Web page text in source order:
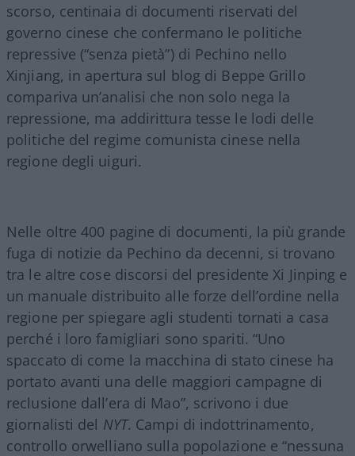
scorso, centinaia di documenti riservati del
governo cinese che confermano le politiche
repressive (“senza pietà”) di Pechino nello
Xinjiang, in apertura sul blog di Beppe Grillo
compariva un’analisi che non solo nega la
repressione, ma addirittura tesse le lodi delle
politiche del regime comunista cinese nella
regione degli uiguri.
Nelle oltre 400 pagine di documenti, la più grande
fuga di notizie da Pechino da decenni, si trovano
tra le altre cose discorsi del presidente Xi Jinping e
un manuale distribuito alle forze dell’ordine nella
regione per spiegare agli studenti tornati a casa
perché i loro famigliari sono spariti. “Uno
spaccato di come la macchina di stato cinese ha
portato avanti una delle maggiori campagne di
reclusione dall’era di Mao”, scrivono i due
giornalisti del NYT. Campi di indottrinamento,
controllo orwelliano sulla popolazione e “nessuna